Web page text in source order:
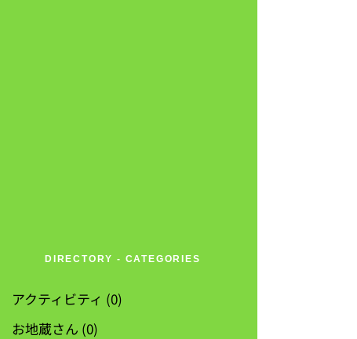
DIRECTORY - CATEGORIES
アクティビティ (0)
お地蔵さん (0)